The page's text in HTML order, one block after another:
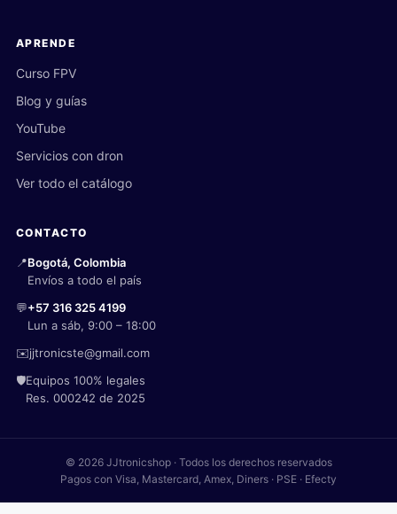
APRENDE
Curso FPV
Blog y guías
YouTube
Servicios con dron
Ver todo el catálogo
CONTACTO
📍Bogotá, Colombia
Envíos a todo el país
💬+57 316 325 4199
Lun a sáb, 9:00 – 18:00
✉️jjtronicste@gmail.com
🛡️Equipos 100% legales
Res. 000242 de 2025
© 2026 JJtronicshop · Todos los derechos reservados
Pagos con Visa, Mastercard, Amex, Diners · PSE · Efecty